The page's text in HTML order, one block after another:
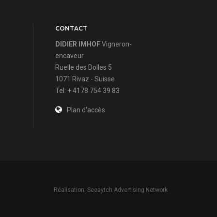
CONTACT
DIDIER IMHOFVigneron-
encaveur
Ruelle des Dolles 5
1071 Rivaz - Suisse
Tel: + 4178 754 39 83
Plan d'accès
Réalisation: Seeaytch Advertising Network